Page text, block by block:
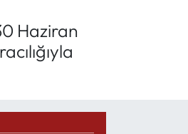
Haziran